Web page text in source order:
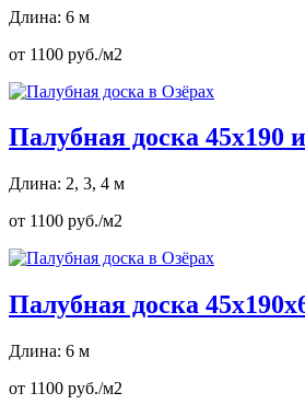
Длина: 6 м
от 1100 руб./м2
Палубная доска 45х190
Длина: 2, 3, 4 м
от 1100 руб./м2
Палубная доска
Длина: 6 м
от 1100 руб./м2